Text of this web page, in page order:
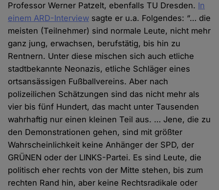
Professor Werner Patzelt, ebenfalls TU Dresden. In
einem ARD-Interview sagte er u.a. Folgendes: “… die
meisten (Teilnehmer) sind normale Leute, nicht mehr
ganz jung, erwachsen, berufstätig, bis hin zu
Rentnern. Unter diese mischen sich auch etliche
stadtbekannte Neonazis, etliche Schläger eines
ortsansässigen Fußballvereins. Aber nach
polizeilichen Schätzungen sind das nicht mehr als
vier bis fünf Hundert, das macht unter Tausenden
wahrhaftig nur einen kleinen Teil aus. … Jene, die zu
den Demonstrationen gehen, sind mit größter
Wahrscheinlichkeit keine Anhänger der SPD, der
GRÜNEN oder der LINKS-Partei. Es sind Leute, die
politisch eher rechts von der Mitte stehen, bis zum
rechten Rand hin, aber keine Rechtsradikale oder